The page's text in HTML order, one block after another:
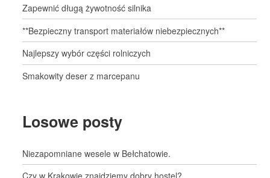
Zapewnić długą żywotność silnika
**Bezpieczny transport materiałów niebezpiecznych**
Najlepszy wybór części rolniczych
Smakowity deser z marcepanu
Losowe posty
Niezapomniane wesele w Bełchatowie.